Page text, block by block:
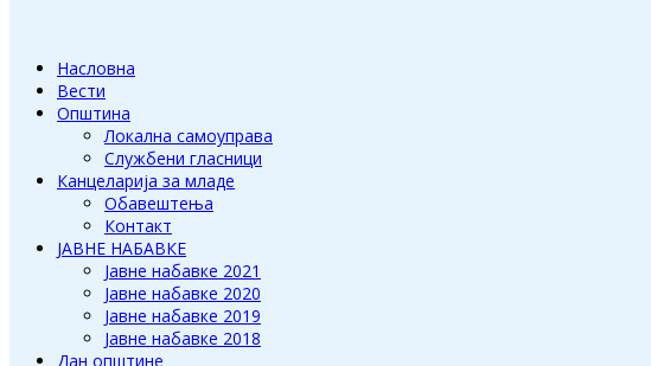
Насловна
Вести
Општина
Локална самоуправа
Службени гласници
Канцеларија за младе
Обавештења
Контакт
ЈАВНЕ НАБАВКЕ
Јавне набавке 2021
Јавне набавке 2020
Јавне набавке 2019
Јавне набавке 2018
Дан општине